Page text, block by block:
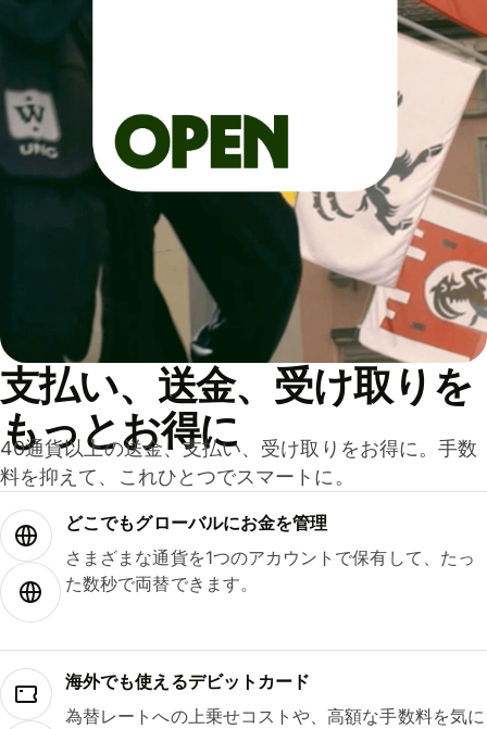
支払い、送金、受け取りを
もっとお得に
40通貨以上の送金、支払い、受け取りをお得に。手数
料を抑えて、これひとつでスマートに。
どこでもグ⁠ロ⁠ー⁠バ⁠ルにお金を管理
さまざまな通貨を1つのアカウントで保有して、たっ
た数秒で両替できます。
海外でも使えるデビットカード
為替レートへの上乗せコストや、高額な手数料を気に